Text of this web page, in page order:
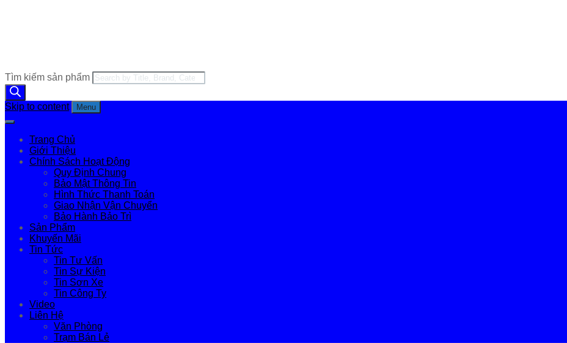
Tìm kiếm sản phẩm
Skip to content Menu
Trang Chủ
Giới Thiệu
Chính Sách Hoạt Động
Quy Định Chung
Bảo Mật Thông Tin
Hình Thức Thanh Toán
Giao Nhận Vận Chuyển
Bảo Hành Bảo Trì
Sản Phẩm
Khuyến Mãi
Tin Tức
Tin Tư Vấn
Tin Sự Kiện
Tin Sơn Xe
Tin Công Ty
Video
Liên Hệ
Văn Phòng
Trạm Bán Lẻ